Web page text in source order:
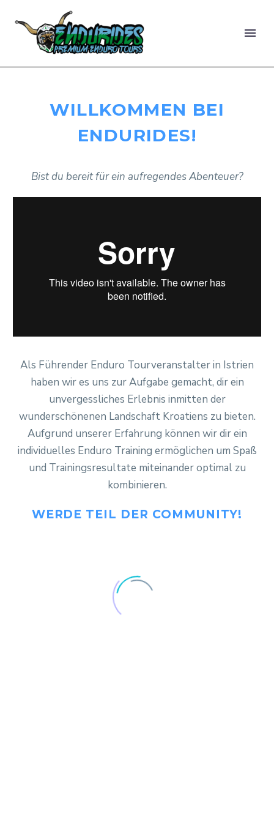
WILLKOMMEN BEI
ENDURIDES!
Bist du bereit für ein aufregendes Abenteuer?
Als Führender Enduro Tourveranstalter in Istrien
haben wir es uns zur Aufgabe gemacht, dir ein
unvergessliches Erlebnis inmitten der
wunderschönenen Landschaft Kroatiens zu bieten.
Aufgrund unserer Erfahrung können wir dir ein
individuelles Enduro Training ermöglichen um Spaß
und Trainingsresultate miteinander optimal zu
kombinieren.
WERDE TEIL DER COMMUNITY!